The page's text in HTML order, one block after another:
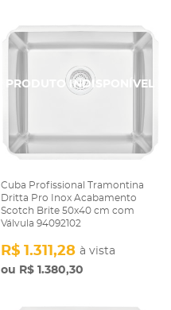
Cuba Profissional Tramontina
Dritta Pro Inox Acabamento
Scotch Brite 50x40 cm com
Válvula 94092102
R$ 1.380,30
R$ 1.311,28 à vista